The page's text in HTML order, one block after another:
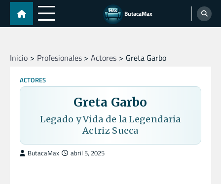
Skip
content
ButacaMax
Inicio Profesionales Actores Greta Garbo
ACTORES
Greta Garbo
Legado y Vida de la Legendaria
Actriz Sueca
ButacaMax abril 5, 2025